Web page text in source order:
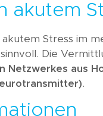
akutem
Stress im
Die
Netzwerkes aus
.